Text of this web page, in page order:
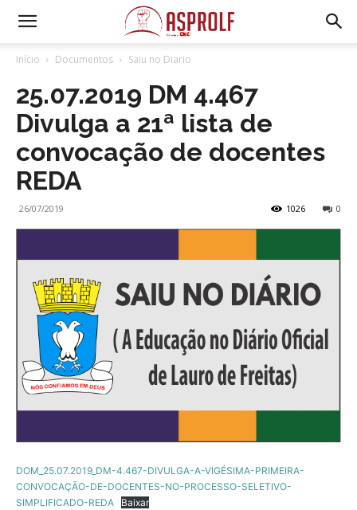
Início Documentos Saiu no Diario
25.07.2019 DM 4.467
Divulga a 21ª lista de
convocação de docentes
REDA
26/07/2019 0
1026
DOM_25.07.2019_DM-4.467-DIVULGA-A-VIGÉSIMA-PRIMEIRA-
CONVOCAÇÃO-DE-DOCENTES-NO-PROCESSO-SELETIVO-
SIMPLIFICADO-REDA
Baixar